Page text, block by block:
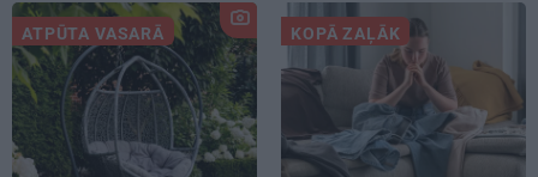
ATPŪTA VASARĀ KOPĀ ZAĻĀK